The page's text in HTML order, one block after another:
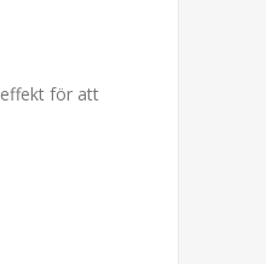
för att